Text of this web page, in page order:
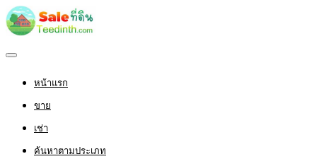
หน้าแรก
ขาย
เช่า
ค้นหาตามประเภท